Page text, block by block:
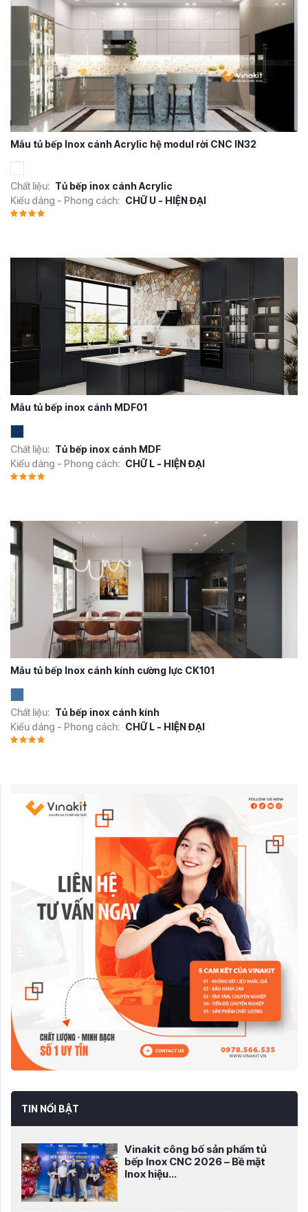
TIN NỔI BẬT
Vinakit công bố sản phẩm tủ
bếp Inox CNC 2026 – Bề mặt
Inox hiệu...
Mẫu tủ bếp Inox cánh Acrylic hệ modul rời CNC IN32
Chất liệu: Tủ bếp inox cánh Acrylic
Kiểu dáng - Phong cách: CHỮ U - HIỆN ĐẠI
Mẫu tủ bếp inox cánh MDF01
Chất liệu: Tủ bếp inox cánh MDF
Kiểu dáng - Phong cách: CHỮ L - HIỆN ĐẠI
Mẫu tủ bếp Inox cánh kính cường lực CK101
Chất liệu: Tủ bếp inox cánh kính
Kiểu dáng - Phong cách: CHỮ L - HIỆN ĐẠI